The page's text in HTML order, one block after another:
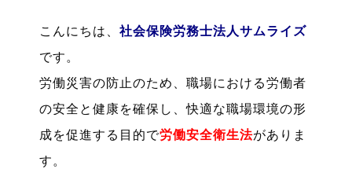
こんにちは、 社会保険労務士法人サムライズ
です。
労働災害の防止のため、職場における労働者
の安全と健康を確保し、快適な職場環境の形
成を促進する目的で労働安全衛生法がありま
す。